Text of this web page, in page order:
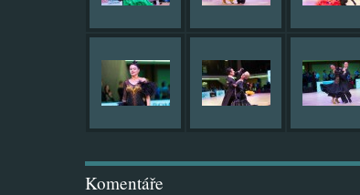
Komentáře